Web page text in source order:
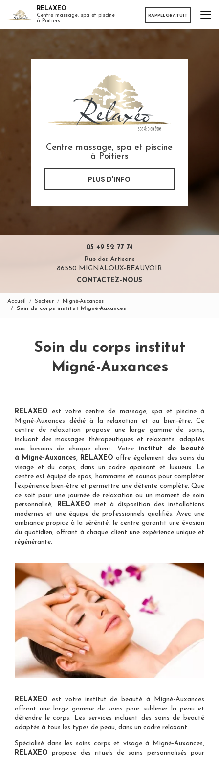
RELAXEO
Centre massage, spa et piscine
à Poitiers
RAPPEL GRATUIT
Centre massage, spa et piscine
à Poitiers
PLUS D'INFO
05 49 52 77 74
Rue des Artisans
86550 MIGNALOUX-BEAUVOIR
CONTACTEZ-NOUS
Accueil Secteur
Migné-Auxances
Soin du corps institut Migné-Auxances
Soin du corps institut
Migné-Auxances
RELAXEO est votrecentre de massage, spa et piscine à
Migné-Auxances dédié à la relaxation et au bien-être. Ce
centre de relaxation propose une large gamme de soins,
incluant des massages thérapeutiques et relaxants, adaptés
aux besoins de chaque client. Votre institut de beauté
à Migné-Auxances, RELAXEO offre également des soins du
visage et du corps, dans un cadre apaisant et luxueux. Le
centre est équipé de spas, hammams et saunas pour compléter
l'expérience bien-être et permettre une détente complète. Que
ce soit pour une journée de relaxation ou un moment de soin
personnalisé, RELAXEO met à disposition des installations
modernes et une équipe de professionnels qualifiés. Avec une
ambiance propice à la sérénité, le centre garantit une évasion
du quotidien, offrant à chaque client une expérience unique et
régénérante.
RELAXEO est votre institut de beauté à Migné-Auxances
offrant une large gamme de soins pour sublimer la peau et
détendre le corps. Les services incluent des soins de beauté
adaptés à tous les types de peau, dans un cadre relaxant.
Spécialisé dans les soins corps et visage à Migné-Auxances,
RELAXEO propose des rituels de soins personnalisés pour